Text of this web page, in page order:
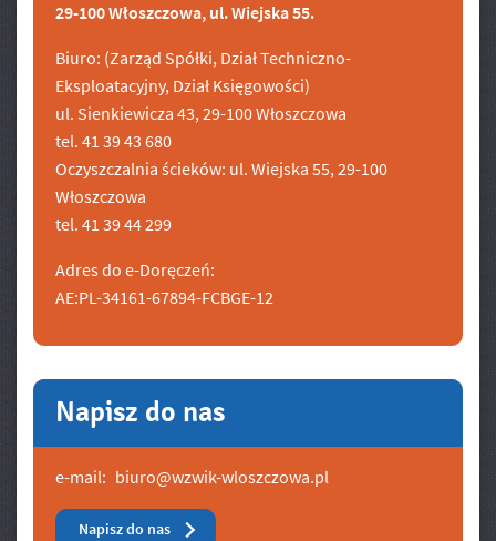
29-100 Włoszczowa, ul. Wiejska 55.
Biuro: (Zarząd Spółki, Dział Techniczno-
Eksploatacyjny, Dział Księgowości)
ul. Sienkiewicza 43, 29-100 Włoszczowa
tel. 41 39 43 680
Oczyszczalnia ścieków: ul. Wiejska 55, 29-100
Włoszczowa
tel. 41 39 44 299
Adres do e-Doręczeń:
AE:PL-34161-67894-FCBGE-12
Napisz do nas
e-mail: biuro@wzwik-wloszczowa.pl
Napisz do nas